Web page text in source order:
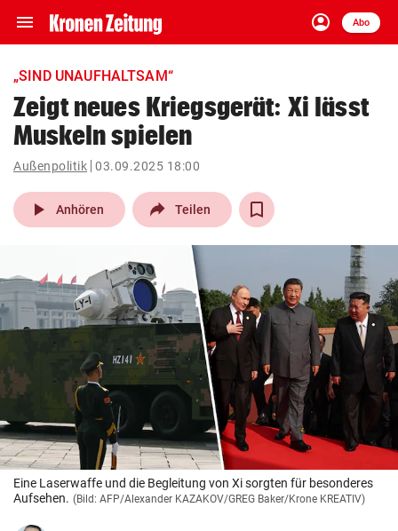
menu Navigation
ein-/ausklappen
account_circle
Anmelden
Abo
close Schließen
account_circle Anmelden
pin_drop
Wien arrow_right
search
Suchbegriff
eingeben
© Krone Multimedia GmbH & Co KG 2026
Muthgasse 2, 1190 Wien
„SIND UNAUFHALTSAM“
Zeigt neues Kriegsgerät: Xi lässt
Muskeln spielen
Außenpolitik 03.09.2025 18:00
play_arrow Anhören Teilen
Eine Laserwaffe und die Begleitung von Xi sorgten für besonderes
Aufsehen. (Bild: AFP/Alexander KAZAKOV/GREG Baker/Krone KREATIV)